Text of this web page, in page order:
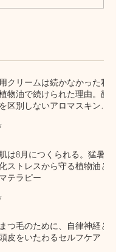
がない」と思
クリームは続かなかった私
物油で続けられた理由。顔
区別しないアロマスキンケ
は8月につくられる。猛暑
ストレスから守る植物油と
テラピー
つ毛のために、自律神経と
皮をいたわるセルフケア